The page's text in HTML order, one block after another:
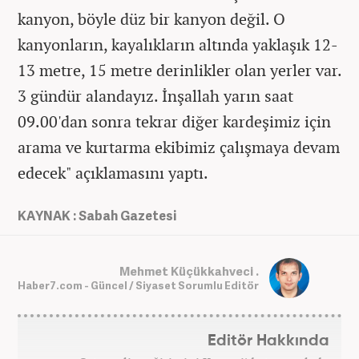
kanyon, böyle düz bir kanyon değil. O
kanyonların, kayalıkların altında yaklaşık 12-
13 metre, 15 metre derinlikler olan yerler var.
3 gündür alandayız. İnşallah yarın saat
09.00'dan sonra tekrar diğer kardeşimiz için
arama ve kurtarma ekibimiz çalışmaya devam
edecek" açıklamasını yaptı.
KAYNAK : Sabah Gazetesi
Mehmet Küçükkahveci .
Haber7.com - Güncel / Siyaset Sorumlu Editör
Editör Hakkında